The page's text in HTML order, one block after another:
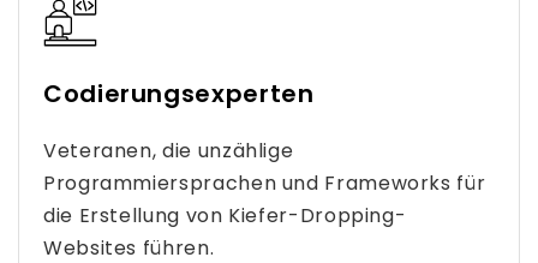
Codierungsexperten
Veteranen, die unzählige
Programmiersprachen und Frameworks für
die Erstellung von Kiefer-Dropping-
Websites führen.